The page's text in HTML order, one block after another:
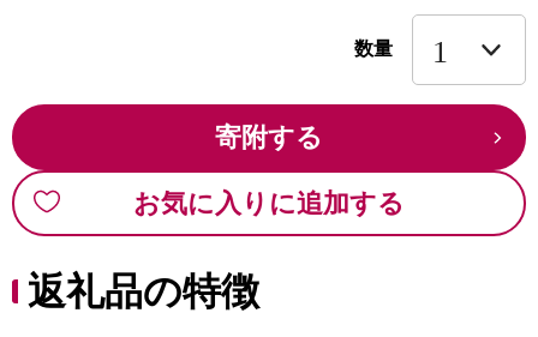
数量
寄附する
お気に入りに追加する
返礼品の特徴